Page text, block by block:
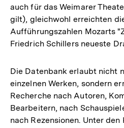
auch für das Weimarer
gilt), gleichwohl erreichten
Aufführungszahlen Mozarts
Friedrich Schillers neueste
Die Datenbank erlaubt nicht
einzelnen Werken, sondern
Recherche nach Autoren,
Bearbeitern, nach
nach Rezensionen. Unter